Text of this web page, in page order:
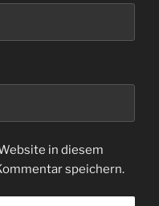
in diesem
speichern.